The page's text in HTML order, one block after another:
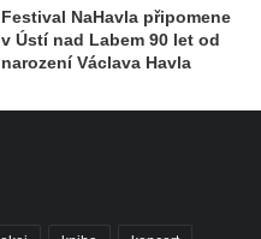
Festival NaHavla připomene
v Ústí nad Labem 90 let od
narození Václava Havla